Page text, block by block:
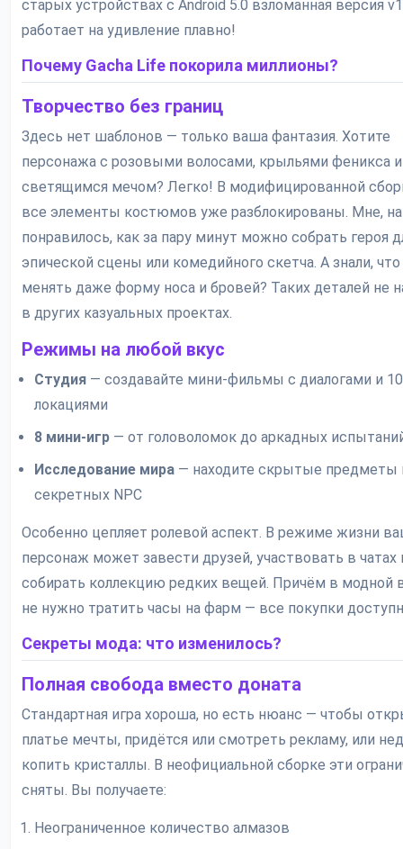
старых устройствах с Android 5.0 взломанная версия
работает на удивление плавно!
Почему Gacha Life покорила миллионы?
Творчество без границ
Здесь нет шаблонов — только ваша фантазия. Хотите
персонажа с розовыми волосами, крыльями феникса и
светящимся мечом? Легко! В модифицированной
все элементы костюмов уже разблокированы. Мне,
понравилось, как за пару минут можно собрать героя
эпической сцены или комедийного скетча. А знали,
менять даже форму носа и бровей? Таких деталей не
в других казуальных проектах.
Режимы на любой вкус
Студия — создавайте мини-фильмы с диалогами и
локациями
8 мини-игр — от головоломок до аркадных
Исследование мира — находите скрытые предметы
секретных NPC
Особенно цепляет ролевой аспект. В режиме жизни
персонаж может завести друзей, участвовать в чатах
собирать коллекцию редких вещей. Причём в модной
не нужно тратить часы на фарм — все покупки
Секреты мода: что изменилось?
Полная свобода вместо доната
Стандартная игра хороша, но есть нюанс — чтобы
платье мечты, придётся или смотреть рекламу, или
копить кристаллы. В неофициальной сборке эти
сняты. Вы получаете:
Неограниченное количество алмазов